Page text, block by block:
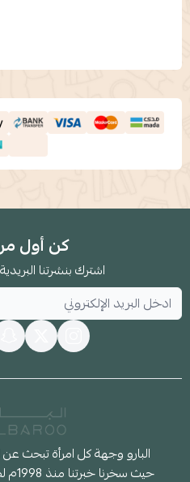
كن أول
اشترك بنشرتنا
البارو وجهة كل امرأة تبحث عن
حيث